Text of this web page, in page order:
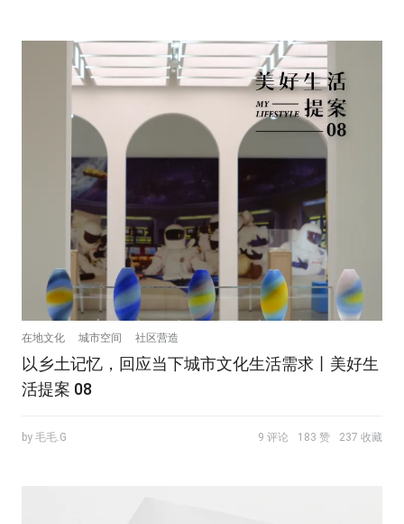
在地文化 城市空间 社区营造
以乡土记忆，回应当下城市文化生活需求丨美好生
活提案 08
by 毛毛.G 9 评论 183 赞 237 收藏